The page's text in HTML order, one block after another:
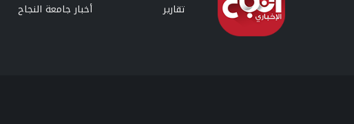
تقارير
أخبار جامعة النجاح